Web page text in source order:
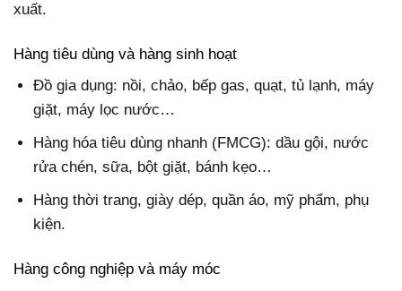
xuất.
Hàng tiêu dùng và hàng sinh hoạt
Đồ gia dụng: nồi, chảo, bếp gas, quạt, tủ lạnh, máy
giặt, máy lọc nước…
Hàng hóa tiêu dùng nhanh (FMCG): dầu gội, nước
rửa chén, sữa, bột giặt, bánh kẹo…
Hàng thời trang, giày dép, quần áo, mỹ phẩm, phụ
kiện.
Hàng công nghiệp và máy móc